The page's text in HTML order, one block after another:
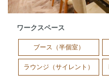
ワークスペース
ブース（半個室）
ラウンジ（サイレント）